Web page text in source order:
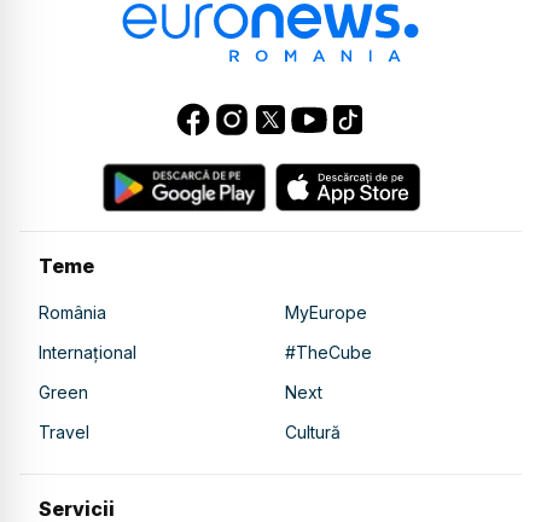
Teme
România
MyEurope
Internațional
#TheCube
Green
Next
Travel
Cultură
Servicii